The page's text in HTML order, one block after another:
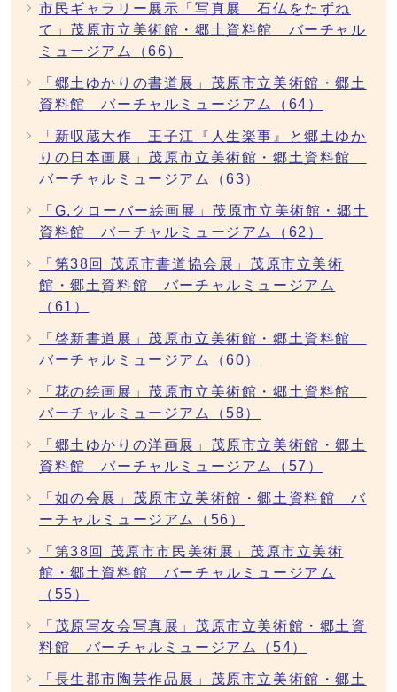
市民ギャラリー展示「写真展 石仏をたずね
て」茂原市立美術館・郷土資料館 バーチャル
ミュージアム（66）
「郷土ゆかりの書道展」茂原市立美術館・郷土
資料館 バーチャルミュージアム（64）
「新収蔵大作 王子江『人生楽事』と郷土ゆか
りの日本画展」茂原市立美術館・郷土資料館
バーチャルミュージアム（63）
「G.クローバー絵画展」茂原市立美術館・郷土
資料館 バーチャルミュージアム（62）
「第38回 茂原市書道協会展」茂原市立美術
館・郷土資料館 バーチャルミュージアム
（61）
「啓新書道展」茂原市立美術館・郷土資料館
バーチャルミュージアム（60）
「花の絵画展」茂原市立美術館・郷土資料館
バーチャルミュージアム（58）
「郷土ゆかりの洋画展」茂原市立美術館・郷土
資料館 バーチャルミュージアム（57）
「如の会展」茂原市立美術館・郷土資料館 バ
ーチャルミュージアム（56）
「第38回 茂原市市民美術展」茂原市立美術
館・郷土資料館 バーチャルミュージアム
（55）
「茂原写友会写真展」茂原市立美術館・郷土資
料館 バーチャルミュージアム（54）
「長生郡市陶芸作品展」茂原市立美術館・郷土